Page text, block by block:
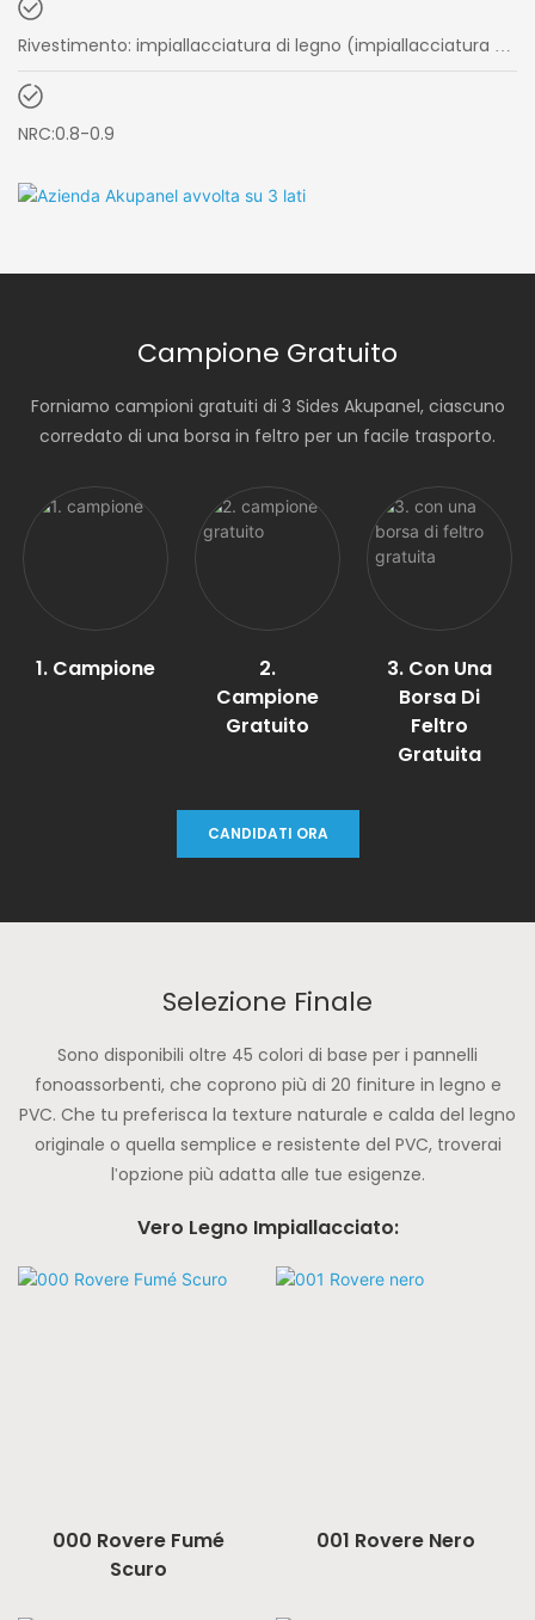
Rivestimento: impiallacciatura di legno (impiallacciatura di
vero legno/impiallacciatura di PVC)
NRC:0.8-0.9
Campione Gratuito
Forniamo campioni gratuiti di 3 Sides Akupanel, ciascuno
corredato di una borsa in feltro per un facile trasporto.
1. Campione
2.
Campione
Gratuito
3. Con Una
Borsa Di
Feltro
Gratuita
CANDIDATI ORA
Selezione Finale
Sono disponibili oltre 45 colori di base per i pannelli
fonoassorbenti, che coprono più di 20 finiture in legno e
PVC. Che tu preferisca la texture naturale e calda del legno
originale o quella semplice e resistente del PVC, troverai
l'opzione più adatta alle tue esigenze.
Vero Legno Impiallacciato:
000 Rovere Fumé
Scuro
001 Rovere Nero